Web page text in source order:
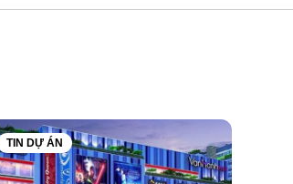
đặt cùng chiều và theo thiết kế.
phù hợp với diện tích sử dụng.
TIN DỰ ÁN